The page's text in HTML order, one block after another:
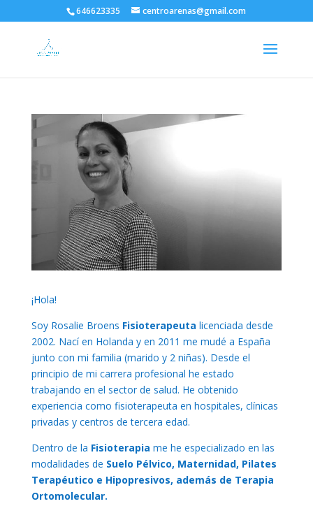
646623335 centroarenas@gmail.com
¡Hola!
Soy Rosalie Broens Fisioterapeuta licenciada desde
2002. Nací en Holanda y en 2011 me mudé a España
junto con mi familia (marido y 2 niñas). Desde el
principio de mi carrera profesional he estado
trabajando en el sector de salud. He obtenido
experiencia como fisioterapeuta en hospitales, clínicas
privadas y centros de tercera edad.
Dentro de la Fisioterapia me he especializado en las
modalidades de Suelo Pélvico, Maternidad, Pilates
Terapéutico e Hipopresivos, además de Terapia
Ortomolecular.